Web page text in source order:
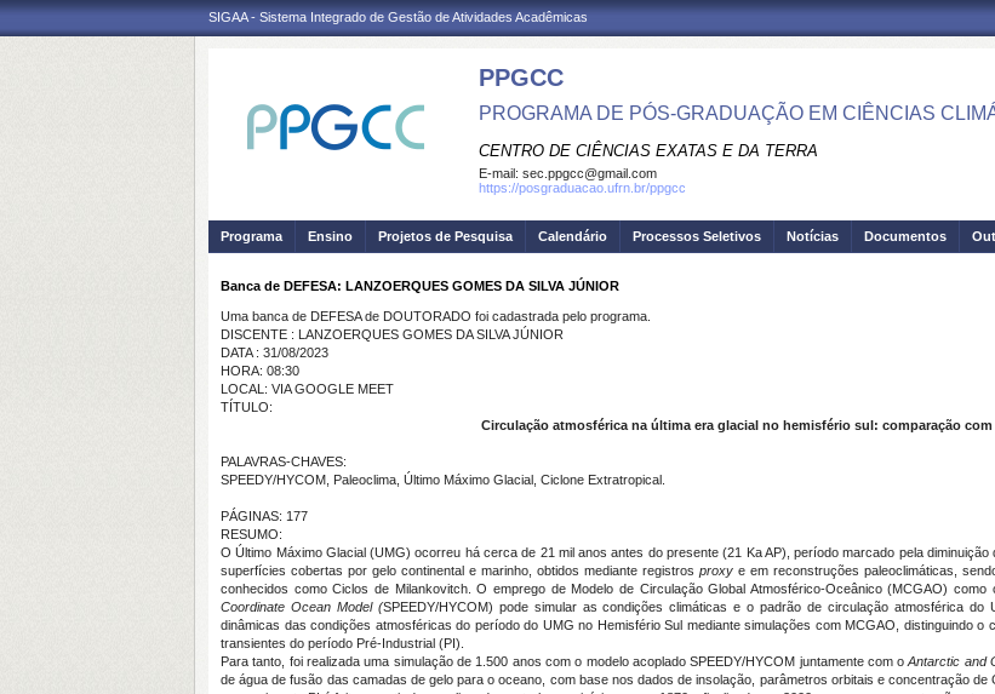
SIGAA - Sistema Integrado de Gestão de Atividades Acadêmicas
PPGCC
PROGRAMA DE PÓS-GRADUAÇÃO EM CIÊNCIAS
CENTRO DE CIÊNCIAS EXATAS E DA TERRA
E-mail: sec.ppgcc@gmail.com
https://posgraduacao.ufrn.br/ppgcc
Programa Ensino Projetos de Pesquisa Calendário Processos Seletivos Notícias Documentos
Banca de DEFESA: LANZOERQUES GOMES DA SILVA JÚNIOR
Uma banca de DEFESA de DOUTORADO foi cadastrada pelo programa.
DISCENTE : LANZOERQUES GOMES DA SILVA JÚNIOR
DATA : 31/08/2023
HORA: 08:30
LOCAL: VIA GOOGLE MEET
TÍTULO:
Circulação atmosférica na última era glacial no hemisfério sul: comparação
PALAVRAS-CHAVES:
SPEEDY/HYCOM, Paleoclima, Último Máximo Glacial, Ciclone Extratropical.
PÁGINAS: 177
RESUMO:
O Último Máximo Glacial (UMG) ocorreu há cerca de 21 mil anos antes do presente (21 Ka AP), período marcado pela
superfícies cobertas por gelo continental e marinho, obtidos mediante registros proxy e em reconstruções paleoclimáticas,
conhecidos como Ciclos de Milankovitch. O emprego de Modelo de Circulação Global Atmosférico-Oceânico (MCGAO)
Coordinate Ocean Model (SPEEDY/HYCOM) pode simular as condições climáticas e o padrão de circulação atmosférica
dinâmicas das condições atmosféricas do período do UMG no Hemisfério Sul mediante simulações com MCGAO, distinguindo
transientes do período Pré-Industrial (PI).
Para tanto, foi realizada uma simulação de 1.500 anos com o modelo acoplado SPEEDY/HYCOM juntamente com oAntarctic and
de água de fusão das camadas de gelo para o oceano, com base nos dados de insolação, parâmetros orbitais e concentração